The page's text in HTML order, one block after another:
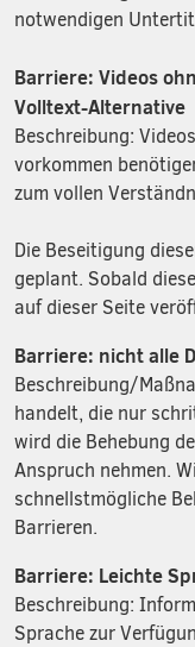
notwendigen
Barriere: Videos
Volltext-Alternative
Beschreibung:
vorkommen
zum vollen
Die Beseitigung
geplant. Sobald
auf dieser Seite
Barriere: nicht alle
Beschreibung/
handelt, die nur
wird die Behebung
Anspruch nehmen.
schnellstmögliche
Barrieren.
Barriere: Leichte
Beschreibung:
Sprache zur